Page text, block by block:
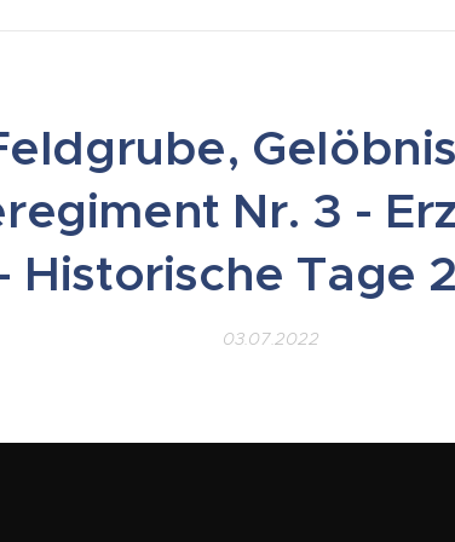
Nr. 3 -
Historische Tage
03.07.2022